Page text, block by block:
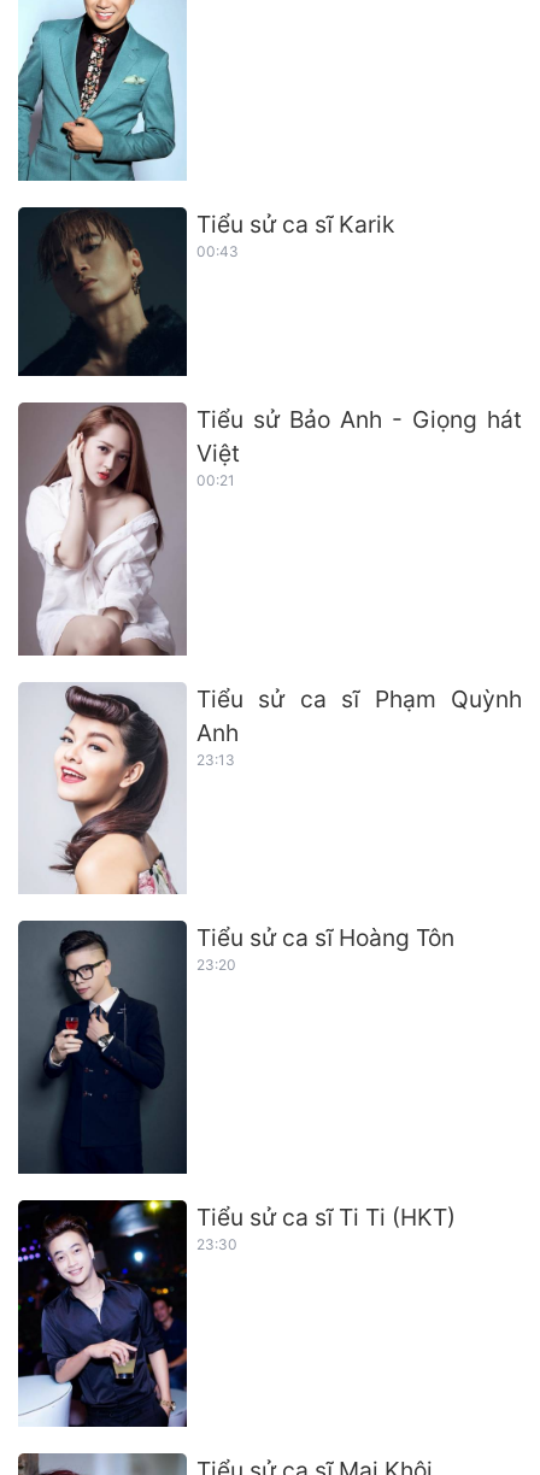
Tiểu sử ca sĩ Karik
00:43
Tiểu sử Bảo Anh - Giọng hát
Việt
00:21
Tiểu sử ca sĩ Phạm Quỳnh
Anh
23:13
Tiểu sử ca sĩ Hoàng Tôn
23:20
Tiểu sử ca sĩ Ti Ti (HKT)
23:30